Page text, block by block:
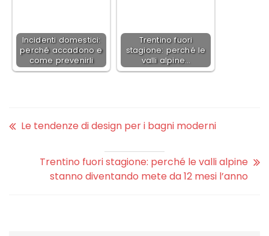
Incidenti domestici:
perché accadono e
come prevenirli
Trentino fuori
stagione: perché le
valli alpine…
Le tendenze di design per i bagni moderni
Trentino fuori stagione: perché le valli alpine
stanno diventando mete da 12 mesi l’anno